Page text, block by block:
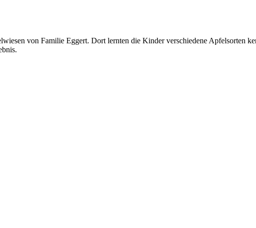
von Familie Eggert. Dort lernten die Kinder verschiedene Apfelsorten